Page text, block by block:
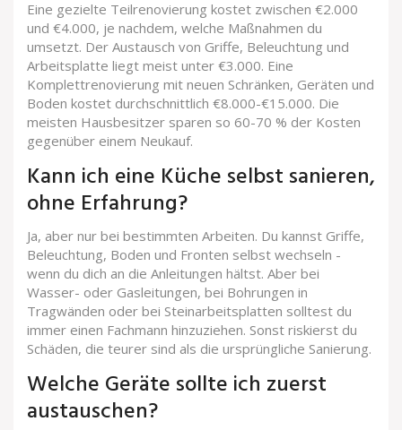
Eine gezielte Teilrenovierung kostet zwischen €2.000
und €4.000, je nachdem, welche Maßnahmen du
umsetzt. Der Austausch von Griffe, Beleuchtung und
Arbeitsplatte liegt meist unter €3.000. Eine
Komplettrenovierung mit neuen Schränken, Geräten und
Boden kostet durchschnittlich €8.000-€15.000. Die
meisten Hausbesitzer sparen so 60-70 % der Kosten
gegenüber einem Neukauf.
Kann ich eine Küche selbst sanieren,
ohne Erfahrung?
Ja, aber nur bei bestimmten Arbeiten. Du kannst Griffe,
Beleuchtung, Boden und Fronten selbst wechseln -
wenn du dich an die Anleitungen hältst. Aber bei
Wasser- oder Gasleitungen, bei Bohrungen in
Tragwänden oder bei Steinarbeitsplatten solltest du
immer einen Fachmann hinzuziehen. Sonst riskierst du
Schäden, die teurer sind als die ursprüngliche Sanierung.
Welche Geräte sollte ich zuerst
austauschen?